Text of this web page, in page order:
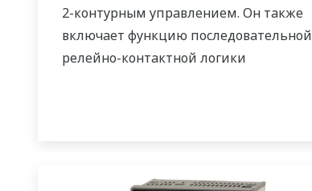
2-контурным управлением. Он также
включает функцию последовательной
релейно-контактной логики